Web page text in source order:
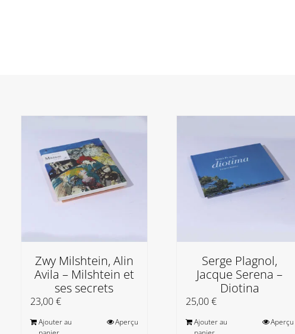
Zwy Milshtein, Alin
Avila – Milshtein et
ses secrets
23,00€
Ajouter au
Aperçu
Serge Plagnol,
Jacque Serena –
Diotina
25,00€
Ajouter au
Aperçu